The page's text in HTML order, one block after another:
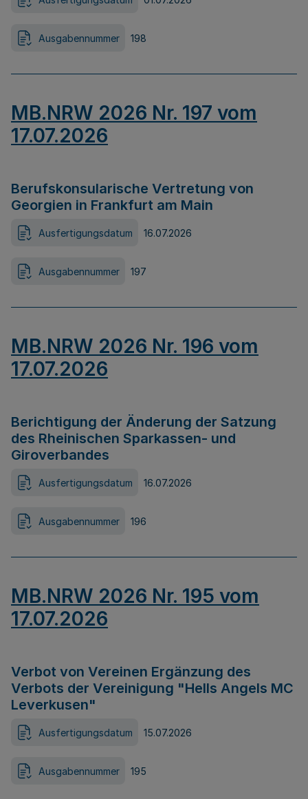
Ausgabennummer 198
MB.NRW 2026 Nr. 197 vom
17.07.2026
Berufskonsularische Vertretung von
Georgien in Frankfurt am Main
Ausfertigungsdatum 16.07.2026
Ausgabennummer 197
MB.NRW 2026 Nr. 196 vom
17.07.2026
Berichtigung der Änderung der Satzung
des Rheinischen Sparkassen- und
Giroverbandes
Ausfertigungsdatum 16.07.2026
Ausgabennummer 196
MB.NRW 2026 Nr. 195 vom
17.07.2026
Verbot von Vereinen Ergänzung des
Verbots der Vereinigung "Hells Angels MC
Leverkusen"
Ausfertigungsdatum 15.07.2026
Ausgabennummer 195